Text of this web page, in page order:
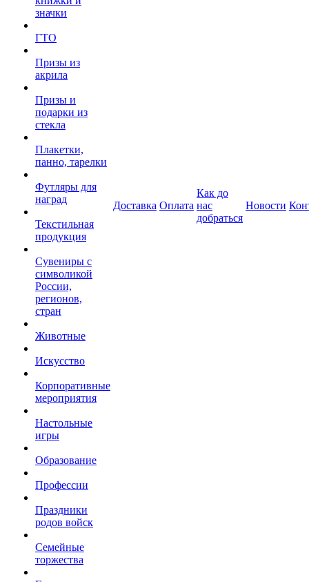
значки
ГТО
Призы из
акрила
Призы и
подарки из
стекла
Плакетки,
панно, тарелки
Футляры для
наград
Текстильная
продукция
Сувениры с
символикой
России,
регионов,
стран
Животные
Искусство
Корпоративные
мероприятия
Настольные
игры
Образование
Профессии
Праздники
родов войск
Семейные
торжества
Доставка Оплата
Как до
нас
добраться
Новости